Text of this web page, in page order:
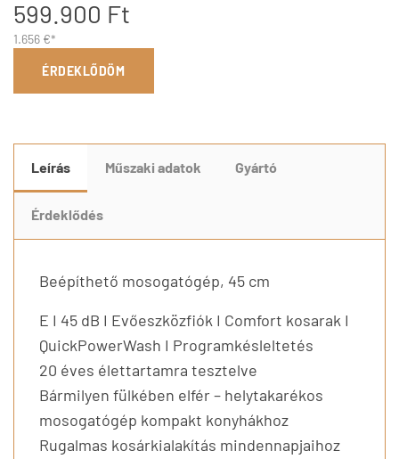
599.900 Ft
1.656 €*
ÉRDEKLŐDÖM
Leírás Műszaki adatok Gyártó
Érdeklődés
Beépíthető mosogatógép, 45 cm
E I 45 dB I Evőeszközfiók I Comfort kosarak I
QuickPowerWash I Programkésleltetés
20 éves élettartamra tesztelve
Bármilyen fülkében elfér – helytakarékos
mosogatógép kompakt konyhákhoz
Rugalmas kosárkialakítás mindennapjaihoz